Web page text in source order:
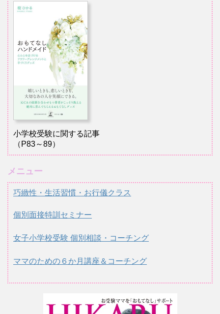
小学校受験に関する記事
（P83～89）
メニュー
巧緻性・生活習慣・お行儀クラス
個別面接特訓セミナー
女子小学校受験 個別相談・コーチング
ママのための６か月講座＆コーチング